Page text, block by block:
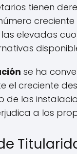
tienen
elevadas
se ha
el creciente
de las
a los